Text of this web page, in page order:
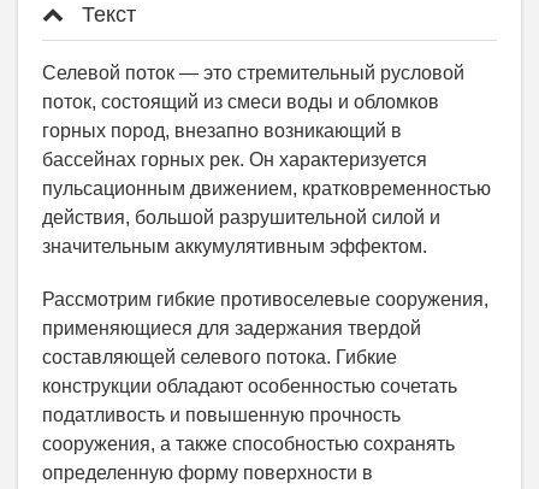
Текст
Селевой поток — это стремительный русловой
поток, состоящий из смеси воды и обломков
горных пород, внезапно возникающий в
бассейнах горных рек. Он характеризуется
пульсационным движением, кратковременностью
действия, большой разрушительной силой и
значительным аккумулятивным эффектом.
Рассмотрим гибкие противоселевые сооружения,
применяющиеся для задержания твердой
составляющей селевого потока. Гибкие
конструкции обладают особенностью сочетать
податливость и повышенную прочность
сооружения, а также способностью сохранять
определенную форму поверхности в